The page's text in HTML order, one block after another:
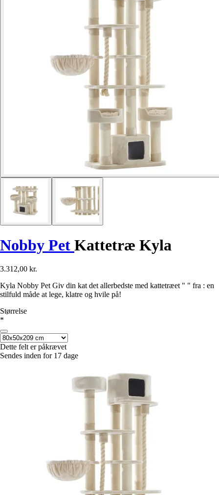
Nobby Pet Kattetræ Kyla
3.312,00 kr.
Kyla Nobby Pet Giv din kat det allerbedste med kattetræet " " fra : en
stilfuld måde at lege, klatre og hvile på!
Størrelse
*
Dette felt er påkrævet
Sendes inden for 17 dage